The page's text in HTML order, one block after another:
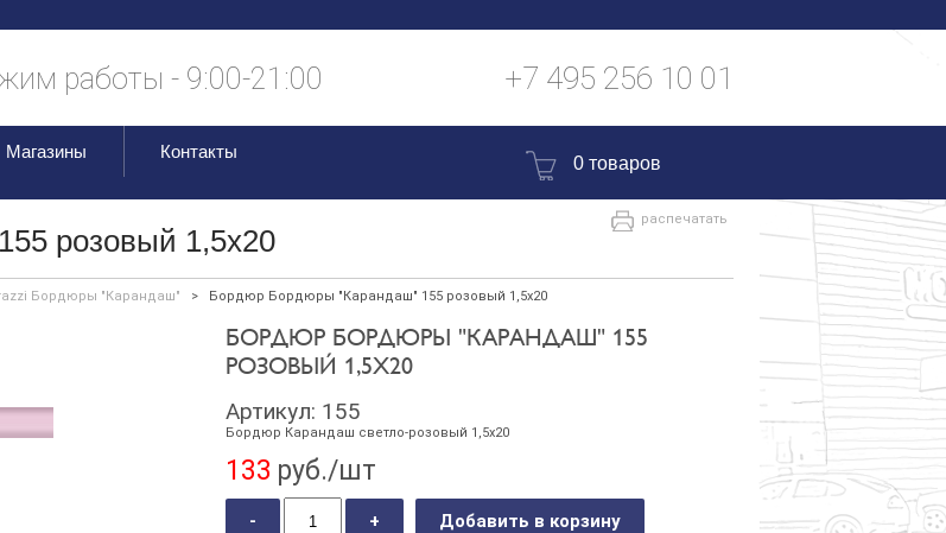
работы - 9:00-21:00 +7 495 256 10 01
Магазины Контакты
0 товаров
розовый 1,5х20
распечатать
Бордюры "Карандаш" > Бордюр Бордюры "Карандаш" 155 розовый 1,5х20
БОРДЮР БОРДЮРЫ "КАРАНДАШ" 155
РОЗОВЫЙ 1,5Х20
Артикул: 155
Бордюр Карандаш светло-розовый 1,5х20
133 руб./шт
- + Добавить в корзину